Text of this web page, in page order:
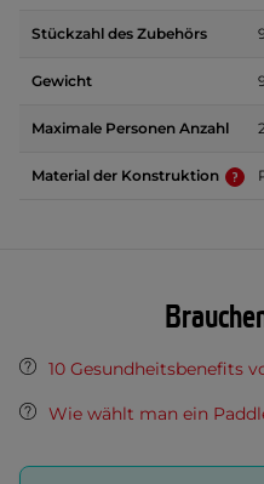
Stückzahl des Zubehörs
Gewicht
Maximale Personen Anzahl
Material der Konstruktion
10 Gesundheitsbenefits
Wie wählt man ein